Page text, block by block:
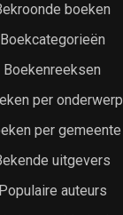
boeken
Boekcategorieën
Boekenreeksen
per onderwerp
per gemeente
uitgevers
Populaire auteurs